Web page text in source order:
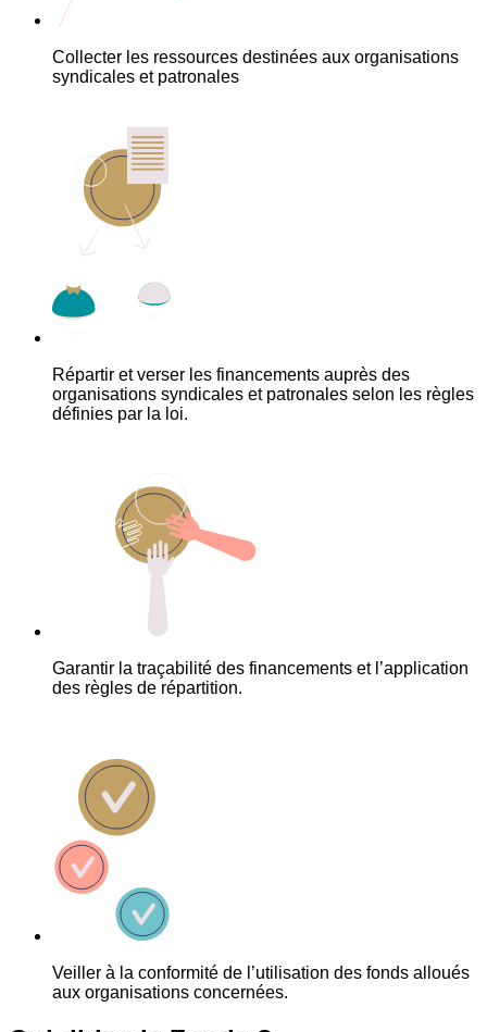
Collecter les ressources destinées aux organisations
syndicales et patronales
Répartir et verser les financements auprès des
organisations syndicales et patronales selon les règles
définies par la loi.
Garantir la traçabilité des financements et l’application
des règles de répartition.
Veiller à la conformité de l’utilisation des fonds alloués
aux organisations concernées.